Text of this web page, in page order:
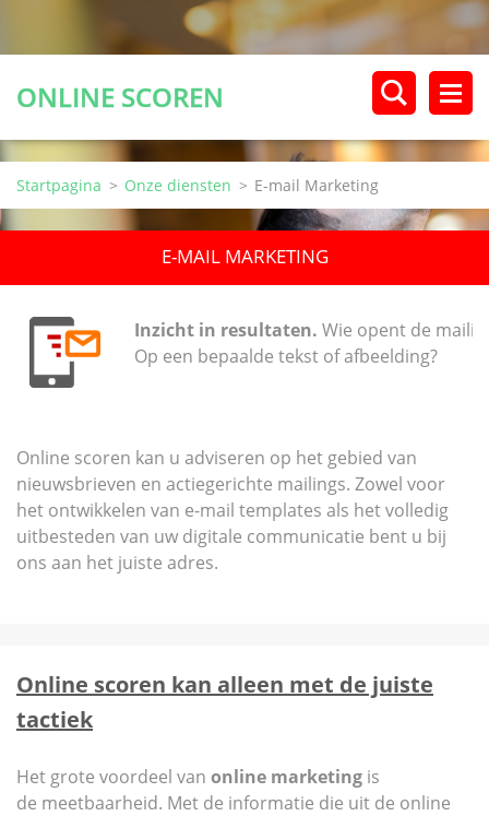
ONLINE SCOREN
Startpagina > Onze diensten > E-mail Marketing
E-MAIL MARKETING
Inzicht in resultaten. Wie opent de
Op een bepaalde tekst of afbeelding?
Online scoren kan u adviseren op het gebied van
nieuwsbrieven en actiegerichte mailings. Zowel voor
het ontwikkelen van e-mail templates als het volledig
uitbesteden van uw digitale communicatie bent u bij
ons aan het juiste adres.
Online scoren kan alleen met de juiste
tactiek
Het grote voordeel van online marketing is
de meetbaarheid. Met de informatie die uit de online